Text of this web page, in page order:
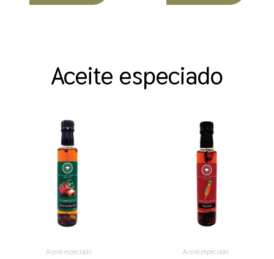
Aceite especiado
Aceite especiado Aceite especiado